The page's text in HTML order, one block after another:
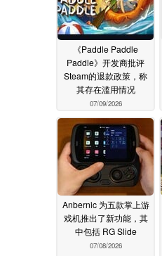
《Paddle Paddle
Paddle》开发商批评
Steam的退款政策，称
其存在滥用情况
07/09/2026
Anbernic 为五款掌上游
戏机推出了新功能，其
中包括 RG Slide
07/08/2026